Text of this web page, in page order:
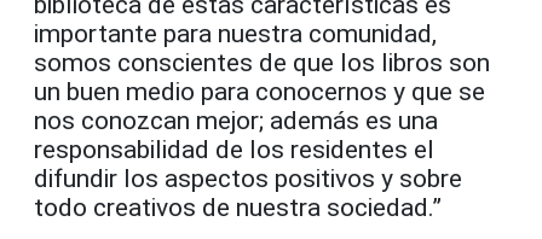
importante para nuestra comunidad,
somos conscientes de que los libros son
un buen medio para conocernos y que se
nos conozcan mejor; además es una
responsabilidad de los residentes el
difundir los aspectos positivos y sobre
todo creativos de nuestra sociedad.”